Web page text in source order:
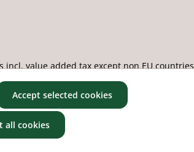
incl. value added tax except non EU countries
Accept selected cookies
all cookies